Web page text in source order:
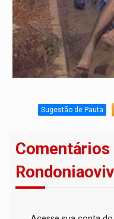
Sugestão de Pauta
Comentários